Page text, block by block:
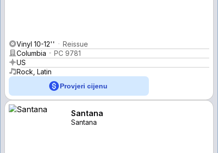
Vinyl 10-12''
Reissue
Columbia
PC 9781
US
Rock, Latin
Provjeri cijenu
Santana
Santana